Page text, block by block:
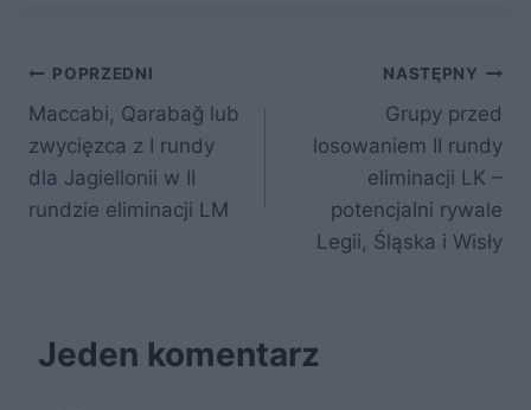
b
o
o
k
Nawigacja
wpisu
POPRZEDNI
Maccabi, Qarabağ lub
zwycięzca z I rundy
dla Jagiellonii w II
rundzie eliminacji LM
NASTĘPNY
Grupy przed
losowaniem II rundy
eliminacji LK –
potencjalni rywale
Legii, Śląska i Wisły
Jeden komentarz